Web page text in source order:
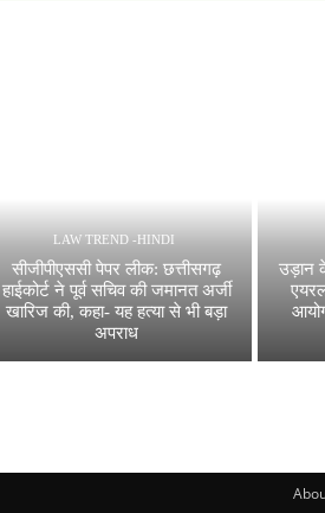
LAW TREND -HINDI
सीजीपीएससी पेपर लीक: छत्तीसगढ़
हाईकोर्ट ने पूर्व सचिव की जमानत अर्जी
खारिज की, कहा- यह हत्या से भी बड़ा
अपराध
उड़ान